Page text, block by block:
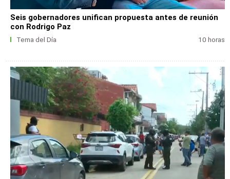
Seis gobernadores unifican propuesta antes de reunión
con Rodrigo Paz
Tema del Día 10 horas